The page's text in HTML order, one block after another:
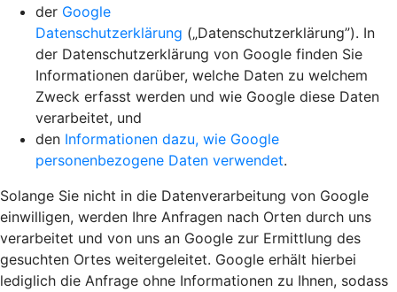
der Google
Datenschutzerklärung („Datenschutzerklärung”). In
der Datenschutzerklärung von Google finden Sie
Informationen darüber, welche Daten zu welchem
Zweck erfasst werden und wie Google diese Daten
verarbeitet, und
den Informationen dazu, wie Google
personenbezogene Daten verwendet.
Solange Sie nicht in die Datenverarbeitung von Google
einwilligen, werden Ihre Anfragen nach Orten durch uns
verarbeitet und von uns an Google zur Ermittlung des
gesuchten Ortes weitergeleitet. Google erhält hierbei
lediglich die Anfrage ohne Informationen zu Ihnen, sodass